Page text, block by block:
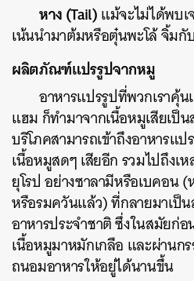
หาง(Tail)แม้จะไม่ได้พบ
เน้นนำมาต้มหรือตุ๋นพะโล้จิ้มกั
ผลิตภัณฑ์แปรรูปจากหมู
อาหารแปรรูปที่พวกเราคุ้
แฮมก็ทำมาจากเนื้อหมูเสียเป็
บริโภคสามารถเข้าถึงอาหารแ
เนื้อหมูสดๆเสียอีกรวมไปถึงเ
ยุโรปอย่างซาลามีหรือเบคอน(
หรือรมควันแล้ว)ที่กลายมาเป็
อาหารประจำชาติซึ่งในสมัยก่
เนื้อหมูมาหมักเกลือ และผ่านก
ถนอมอาหารให้อยู่ได้นานขึ้น